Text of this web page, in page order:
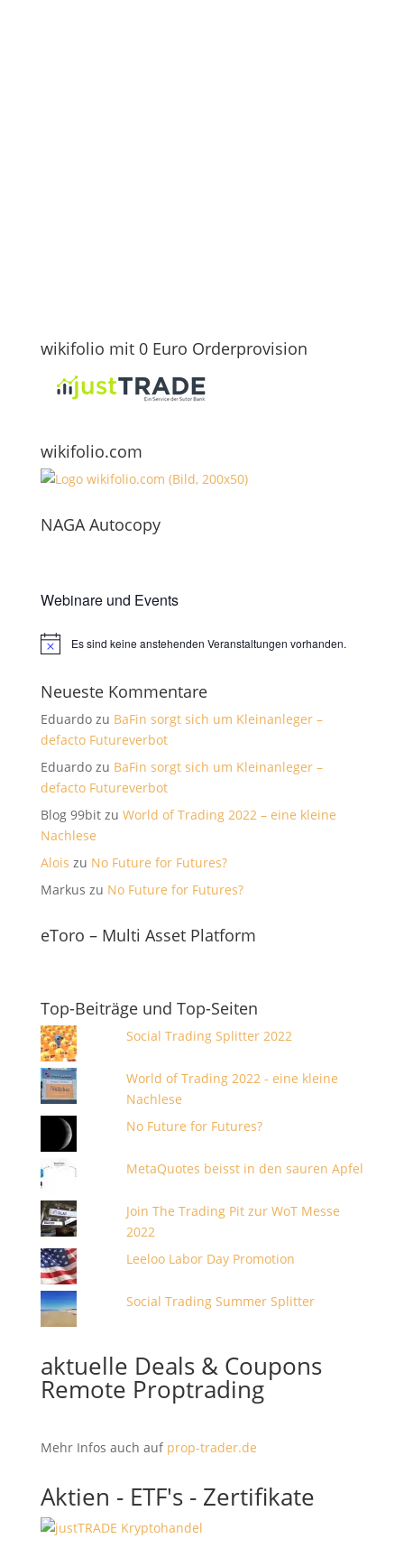
wikifolio mit 0 Euro Orderprovision
wikifolio.com
NAGA Autocopy
Webinare und Events
HinweisEs sind keine anstehenden Veranstaltungen vorhanden.
Neueste Kommentare
Eduardozu BaFin sorgt sich um Kleinanleger –
defacto Futureverbot
Eduardozu BaFin sorgt sich um Kleinanleger –
defacto Futureverbot
Blog 99bitzu World of Trading 2022 – eine kleine
Nachlese
Alois zu No Future for Futures?
Markus zu No Future for Futures?
eToro – Multi Asset Platform
Top-Beiträge und Top-Seiten
Social Trading Splitter 2022
World of Trading 2022 - eine kleine
Nachlese
No Future for Futures?
MetaQuotes beisst in den sauren Apfel
Join The Trading Pit zur WoT Messe
2022
Leeloo Labor Day Promotion
Social Trading Summer Splitter
aktuelle Deals & Coupons
Remote Proptrading
Mehr Infos auch auf prop-trader.de
Aktien - ETF's - Zertifikate